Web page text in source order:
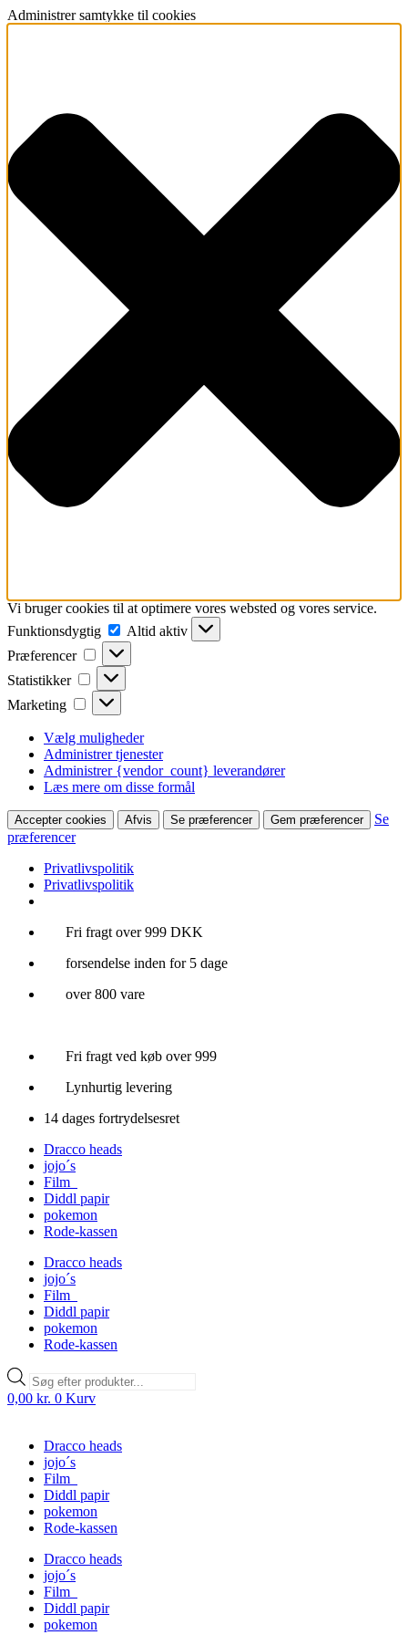
Administrer samtykke til cookies
Vi bruger cookies til at optimere vores websted og vores service.
Funktionsdygtig
Funktionsdygtig
Altid aktiv
Præferencer
Præferencer
Statistikker Statistikker
Marketing Marketing
Vælg muligheder
Administrer tjenester
Administrer {vendor_count} leverandører
Læs mere om disse formål
Accepter cookies Afvis Se præferencer Gem præferencer
Se
præferencer
Privatlivspolitik
Privatlivspolitik
Videre
indhold
Fri fragt over 999 DKK
forsendelse inden for 5 dage
over 800 vare
Fri fragt ved køb over 999
Lynhurtig levering
14 dages fortrydelsesret
Dracco heads
jojo´s
Film
Diddl papir
pokemon
Rode-kassen
Dracco heads
jojo´s
Film
Diddl papir
pokemon
Rode-kassen
Products
search
0,00 kr. 0 Kurv
Dracco heads
jojo´s
Film
Diddl papir
pokemon
Rode-kassen
Dracco heads
jojo´s
Film
Diddl papir
pokemon